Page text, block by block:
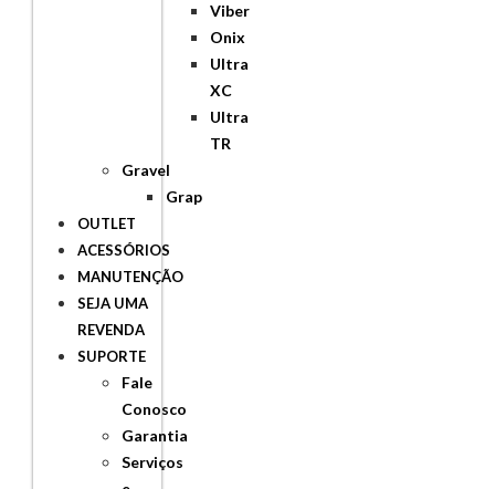
Viber
Onix
Ultra
XC
Ultra
TR
Gravel
Grap
OUTLET
ACESSÓRIOS
MANUTENÇÃO
SEJA UMA
REVENDA
SUPORTE
Fale
Conosco
Garantia
Serviços